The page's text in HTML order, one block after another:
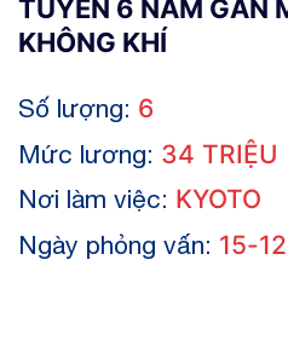
TUYỂN 6 NAM GẮN
KHÔNG KHÍ
Số lượng: 6
Mức lương: 34 TRIỆU
Nơi làm việc: KYOTO
Ngày phỏng vấn: 15-